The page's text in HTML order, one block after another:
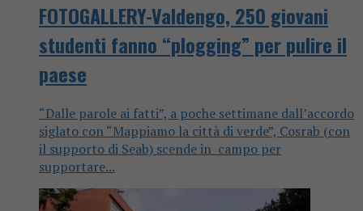
FOTOGALLERY-Valdengo, 250 giovani
studenti fanno “plogging” per pulire il
paese
“Dalle parole ai fatti”, a poche settimane dall’accordo
siglato con “Mappiamo la città di verde”, Cosrab (con
il supporto di Seab) scende in campo per
supportare...